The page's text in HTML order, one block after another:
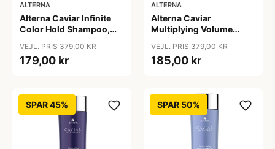
ALTERNA
Alterna Caviar Infinite
Color Hold Shampoo,
VEJL. PRIS 379,00 KR
179,00 kr
ALTERNA
Alterna Caviar
Multiplying Volume
VEJL. PRIS 379,00 KR
185,00 kr
SPAR 45% SPAR 50%